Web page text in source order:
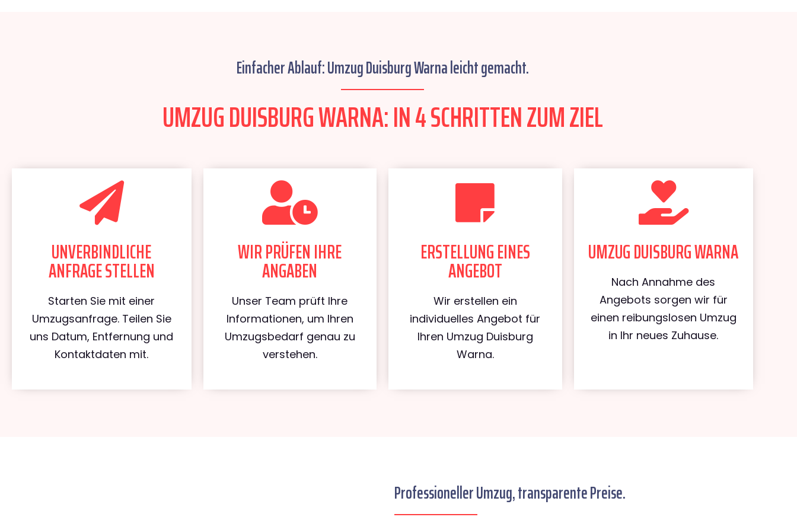
Einfacher Ablauf: Umzug Duisburg Warna leicht gemacht.
UMZUG DUISBURG WARNA: IN 4 SCHRITTEN ZUM ZIEL
UNVERBINDLICHE
ANFRAGE STELLEN
Starten Sie mit einer
Umzugsanfrage. Teilen Sie
uns Datum, Entfernung und
Kontaktdaten mit.
WIR PRÜFEN IHRE
ANGABEN
Unser Team prüft Ihre
Informationen, um Ihren
Umzugsbedarf genau zu
verstehen.
ERSTELLUNG EINES
ANGEBOT
Wir erstellen ein
individuelles Angebot für
Ihren Umzug Duisburg
Warna.
UMZUG DUISBURG WARNA
Nach Annahme des
Angebots sorgen wir für
einen reibungslosen Umzug
in Ihr neues Zuhause.
Professioneller Umzug, transparente Preise.